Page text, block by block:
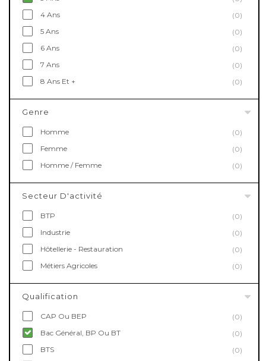
4 Ans
(0)
5 Ans
(0)
6 Ans
(0)
7 Ans
(0)
8 Ans Et +
(0)
Genre
Homme
(0)
Femme
(0)
Homme / Femme
(0)
Secteur D'activité
BTP
(0)
Industrie
(0)
Hôtellerie - Restauration
(0)
Métiers Agricoles
(0)
Qualification
CAP Ou BEP
(0)
Bac Général, BP Ou BT
(0)
BTS
(0)